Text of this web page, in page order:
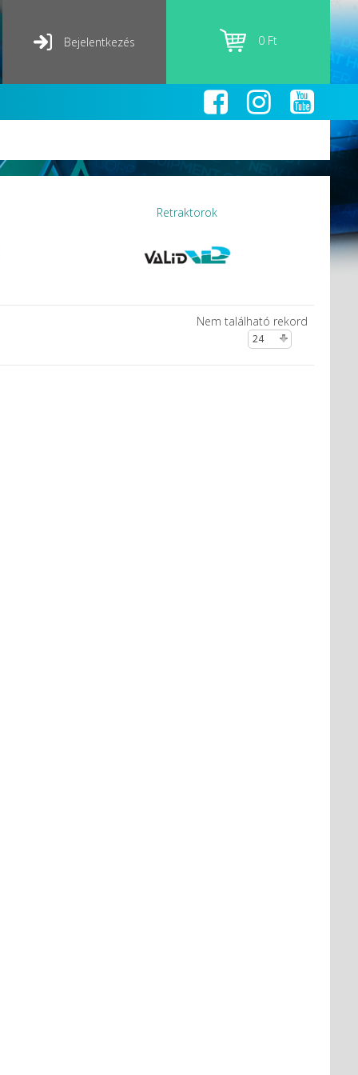
Bejelentkezés 0 Ft
Retraktorok
Nem található rekord